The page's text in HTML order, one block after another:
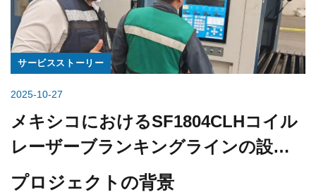
サービスストーリー
2025-10-27
メキシコにおけるSF1804CLHコイル
レーザーブランキングラインの設置
とトレーニング
プロジェクトの背景